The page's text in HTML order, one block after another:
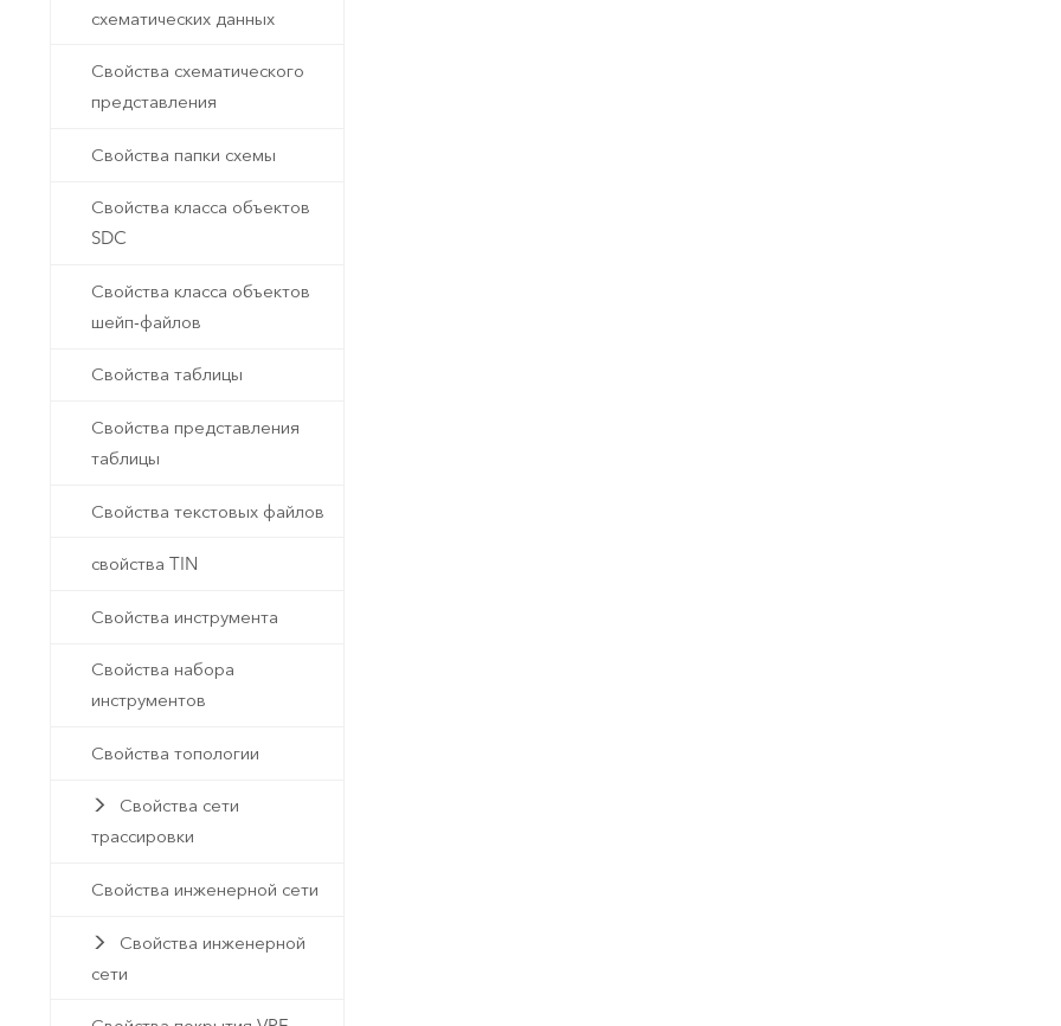
схематических данных
Свойства схематического
представления
Свойства папки схемы
Свойства класса объектов
SDC
Свойства класса объектов
шейп-файлов
Свойства таблицы
Свойства представления
таблицы
Свойства текстовых файлов
свойства TIN
Свойства инструмента
Свойства набора
инструментов
Свойства топологии
Свойства сети
трассировки
Свойства инженерной сети
Свойства инженерной
сети